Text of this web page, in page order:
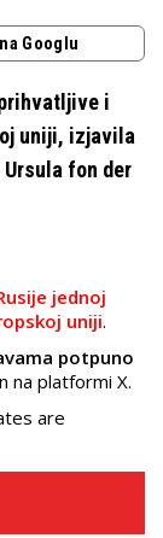
Googlu
i
uniji, izjavila
fon der
jednoj
uniji.
potpuno
na platformi X.
are